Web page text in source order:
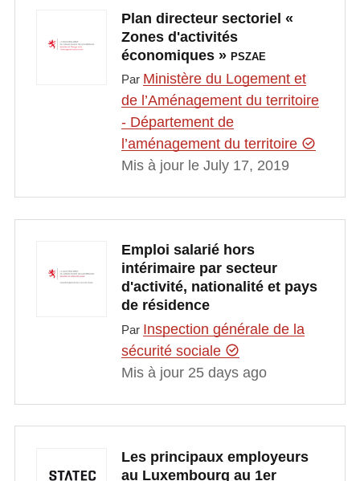
Plan directeur sectoriel «
Zones d'activités
économiques » PSZAE
Par Ministère du Logement et
de l’Aménagement du territoire
- Département de
l’aménagement du territoire
Mis à jour le July 17, 2019
Emploi salarié hors
intérimaire par secteur
d'activité, nationalité et pays
de résidence
Par Inspection générale de la
sécurité sociale
Mis à jour 25 days ago
Les principaux employeurs
au Luxembourg au 1er